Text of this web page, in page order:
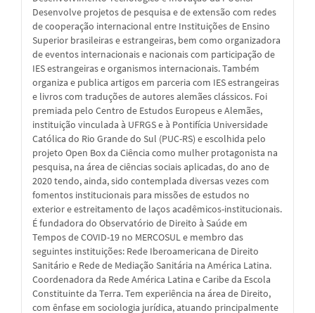
Desenvolve projetos de pesquisa e de extensão com redes
de cooperação internacional entre Instituições de Ensino
Superior brasileiras e estrangeiras, bem como organizadora
de eventos internacionais e nacionais com participação de
IES estrangeiras e organismos internacionais. Também
organiza e publica artigos em parceria com IES estrangeiras
e livros com traduções de autores alemães clássicos. Foi
premiada pelo Centro de Estudos Europeus e Alemães,
instituição vinculada à UFRGS e à Pontifícia Universidade
Católica do Rio Grande do Sul (PUC-RS) e escolhida pelo
projeto Open Box da Ciência como mulher protagonista na
pesquisa, na área de ciências sociais aplicadas, do ano de
2020 tendo, ainda, sido contemplada diversas vezes com
fomentos institucionais para missões de estudos no
exterior e estreitamento de laços acadêmicos-institucionais.
É fundadora do Observatório de Direito à Saúde em
Tempos de COVID-19 no MERCOSUL e membro das
seguintes instituições: Rede Iberoamericana de Direito
Sanitário e Rede de Mediação Sanitária na América Latina.
Coordenadora da Rede América Latina e Caribe da Escola
Constituinte da Terra. Tem experiência na área de Direito,
com ênfase em sociologia jurídica, atuando principalmente